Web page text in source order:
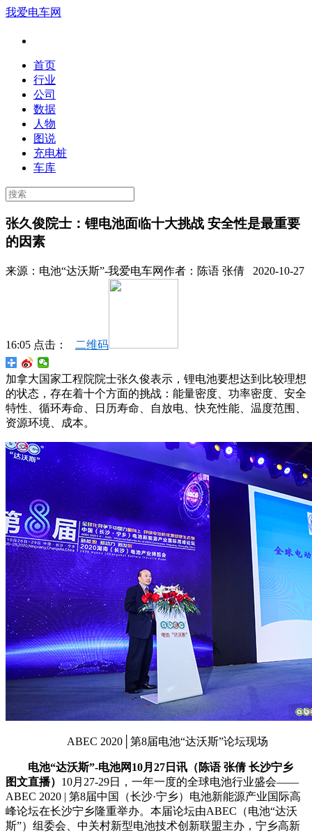
我爱电车网
首页
行业
公司
数据
人物
图说
充电桩
车库
张久俊院士：锂电池面临十大挑战 安全性是最重要
的因素
来源： 电池“达沃斯”-我爱电车网作者： 陈语 张倩 2020-10-27
16:05 点击： 二维码
加拿大国家工程院院士张久俊表示，锂电池要想达到比较理想
的状态，存在着十个方面的挑战：能量密度、功率密度、安全
特性、循环寿命、日历寿命、自放电、快充性能、温度范围、
资源环境、成本。
ABEC 2020│第8届电池“达沃斯”论坛现场
电池“达沃斯”-电池网10月27日讯（陈语 张倩 长沙宁乡
图文直播） 10月27-29日，一年一度的全球电池行业盛会——
ABEC 2020 | 第8届中国（长沙·宁乡）电池新能源产业国际高
峰论坛在长沙宁乡隆重举办。本届论坛由ABEC（电池“达沃
斯”）组委会、中关村新型电池技术创新联盟主办，宁乡高新